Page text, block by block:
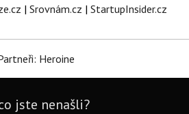
| Srovnám.cz | StartupInsider.cz
Heroine
jste nenašli?